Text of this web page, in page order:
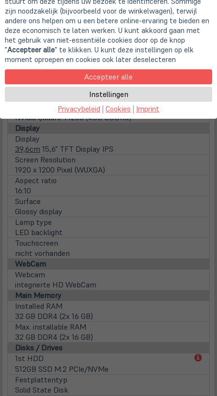
Intel Core i7 (Gen 11)
Number of Cores
Octa Core
Clock frequency
2.5 GHz
Max. Turbo Taktfrequenz
4,80 GHz
Intel UHD (11 Gen Intel, 8k Support)
Graphics card
NVidia Quadro T1200 (4GB GDDR6)
Display
Display
39,6cm 15,6" TFT Display IPS
Screen Resolution
1920 x 1200 Pixel (WUXGA)
Aspect ratio
16:10
Surface
Glossy display
Lamp type
LED backlight
Touchscreen
nicht vorhanden
WebCam
Webcam
integrierte HD WebCam
Main Memory
Installed RAM
32 GB DDR4 (2x 16 GB)
Max. installable RAM
32 GB DDR4 (2x 16 GB)
Disks / Drives
1st HDD
512GB SSD M.2 PCIe/NVMe
Festplattentyp
Solid State Disk
zijn noodzakelijk (bijvoorbeeld voor de winkelwagen), terwijl
andere ons helpen om u een betere online-ervaring te bieden en
deze economisch te laten werken. U kunt akkoord gaan met
het gebruik van niet-essentiële cookies door op de knop
"Accepteer alle" te klikken. U kunt deze instellingen op elk
moment oproepen en cookies ook later deselecteren
Accepteer alle
Instellingen
Privacybeleid | Cookies | Imprint